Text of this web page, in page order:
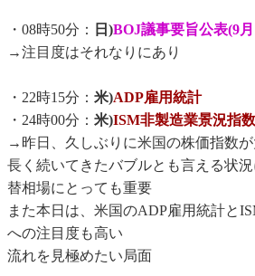
・08時50分： 日)BOJ議事要旨公表(9
→注目度はそれなりにあり
・22時15分： 米)ADP雇用統計
・24時00分： 米)ISM非製造業景況指数
→昨日、久しぶりに米国の株価指数
長く続いてきたバブルとも言える状
替相場にとっても重要
また本日は、米国のADP雇用統計と
への注目度も高い
流れを見極めたい局面